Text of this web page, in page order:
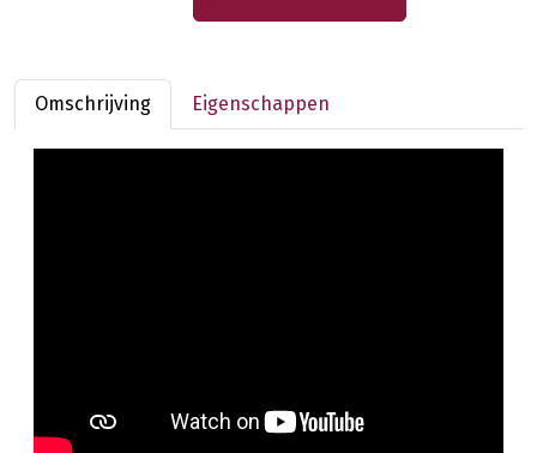
Omschrijving Eigenschappen